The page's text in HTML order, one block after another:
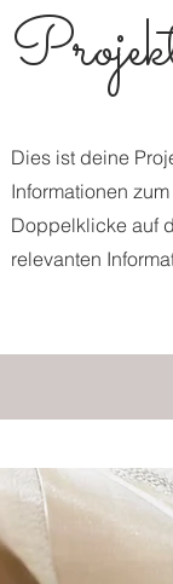
Dies ist deine
Informationen
Doppelklicke auf
relevanten